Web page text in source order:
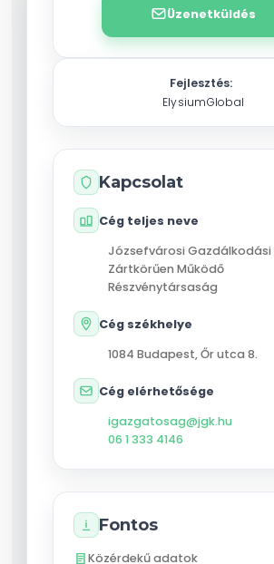
Üzenetküldés
Fejlesztés:
ElysiumGlobal
Kapcsolat
Cég teljes neve
Józsefvárosi Gazdálkodási
Zártkörűen Működő
Részvénytársaság
Cég székhelye
1084 Budapest,Őr utca 8.
Cég elérhetősége
igazgatosag@jgk.hu
06 1 333 4146
Fontos
Közérdekű adatok